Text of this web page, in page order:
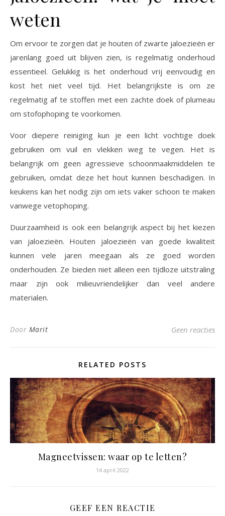
weten
Om ervoor te zorgen dat je houten of zwarte jaloezieën er
jarenlang goed uit blijven zien, is regelmatig onderhoud
essentieel. Gelukkig is het onderhoud vrij eenvoudig en
kost het niet veel tijd. Het belangrijkste is om ze
regelmatig af te stoffen met een zachte doek of plumeau
om stofophoping te voorkomen.
Voor diepere reiniging kun je een licht vochtige doek
gebruiken om vuil en vlekken weg te vegen. Het is
belangrijk om geen agressieve schoonmaakmiddelen te
gebruiken, omdat deze het hout kunnen beschadigen. In
keukens kan het nodig zijn om iets vaker schoon te maken
vanwege vetophoping.
Duurzaamheid is ook een belangrijk aspect bij het kiezen
van jaloezieën. Houten jaloezieën van goede kwaliteit
kunnen vele jaren meegaan als ze goed worden
onderhouden. Ze bieden niet alleen een tijdloze uitstraling
maar zijn ook milieuvriendelijker dan veel andere
materialen.
Door Marit Geen reacties
RELATED POSTS
Magneetvissen: waar op te letten?
14 april 2022
GEEF EEN REACTIE